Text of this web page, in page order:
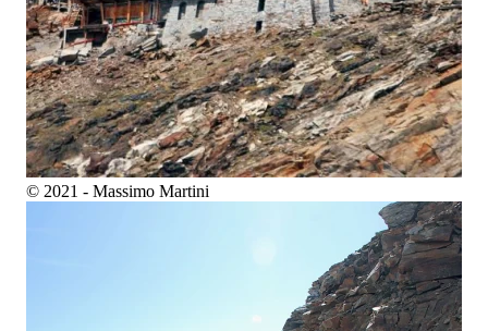
© 2021 - Massimo Martini